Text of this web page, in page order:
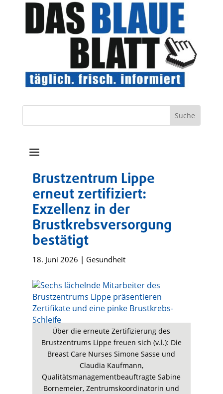
a
Brustzentrum Lippe
erneut zertifiziert:
Exzellenz in der
Brustkrebsversorgung
bestätigt
18. Juni 2026 | Gesundheit
Über die erneute Zertifizierung des
Brustzentrums Lippe freuen sich (v.l.): Die
Breast Care Nurses Simone Sasse und
Claudia Kaufmann,
Qualitätsmanagementbeauftragte Sabine
Bornemeier, Zentrumskoordinatorin und